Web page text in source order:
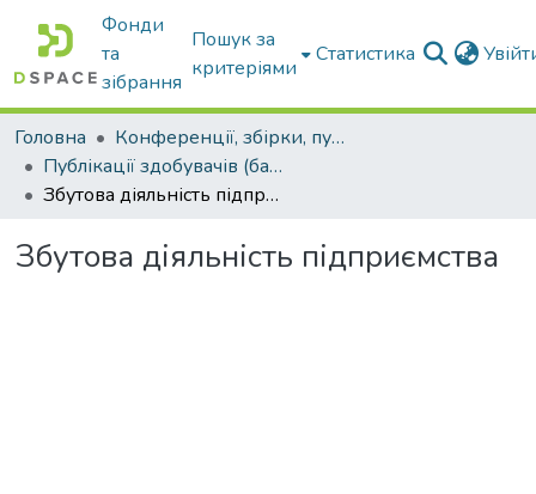
Фонди
та
зібрання
Пошук за
критеріями
Статистика
Головна
Конференції, збірки, публікації молодих вчених і здобувачів : магістрів, бакалаврів, аспірантів.
Публікації здобувачів (бакалаврів. магістрів, аспірантів)
Збутова діяльність підприємства
Збутова діяльність підприємства